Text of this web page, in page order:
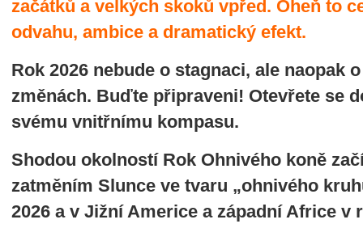
začátků a velkých skoků vpřed. Oheň to
odvahu, ambice a dramatický efekt.
Rok 2026 nebude o stagnaci, ale naopak
změnách. Buďte připraveni! Otevřete se
svému vnitřnímu kompasu.
Shodou okolností Rok Ohnivého koně
zatměním Slunce ve tvaru „ohnivého
2026 a v Jižní Americe a západní Africe v